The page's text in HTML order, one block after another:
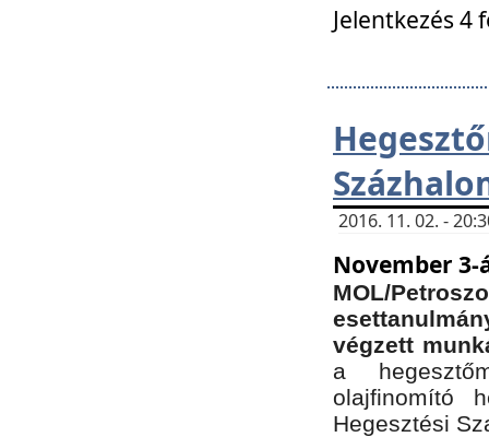
Jelentkezés 4
2016. 11. 02. -
November
MOL/
végzett
a
olajfinomító
Hegesztési